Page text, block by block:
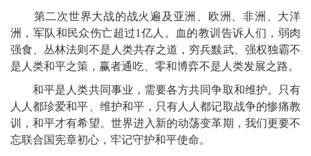
第二次世界大战的战火遍及亚洲、欧洲、非洲、大洋
洲，军队和民众伤亡超过1亿人。血的教训告诉人们，弱肉
强食、丛林法则不是人类共存之道，穷兵黩武、强权独霸不
是人类和平之策，赢者通吃、零和博弈不是人类发展之路。
和平是人类共同事业，需要各方共同争取和维护。只有
人人都珍爱和平、维护和平，只有人人都记取战争的惨痛教
训，和平才有希望。世界进入新的动荡变革期，我们更要不
忘联合国宪章初心，牢记守护和平使命。